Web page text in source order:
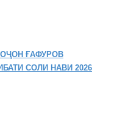
ҒАФУРОВ
СОЛИ НАВИ 2026